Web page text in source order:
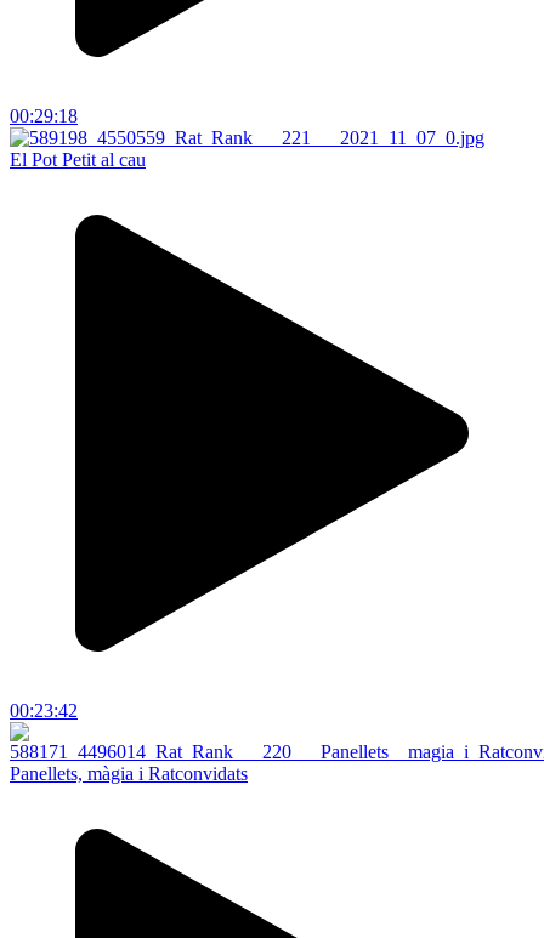
00:29:18
El Pot Petit al cau
00:23:42
Panellets, màgia i Ratconvidats